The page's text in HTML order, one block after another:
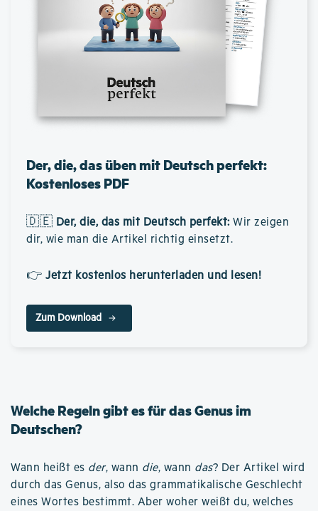
Der, die, das üben mit Deutsch perfekt:
Kostenloses PDF
🇩🇪 Der, die, das mit Deutsch perfekt: Wir zeigen
dir, wie man die Artikel richtig einsetzt.
👉 Jetzt kostenlos herunterladen und lesen!
Zum Download
Welche Regeln gibt es für das Genus im
Deutschen?
Wann heißt es der, wann die, wann das? Der Artikel wird
durch das Genus, also das grammatikalische Geschlecht
eines Wortes bestimmt. Aber woher weißt du, welches